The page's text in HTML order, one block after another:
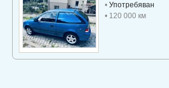
• Употребяван
• 120 000 км